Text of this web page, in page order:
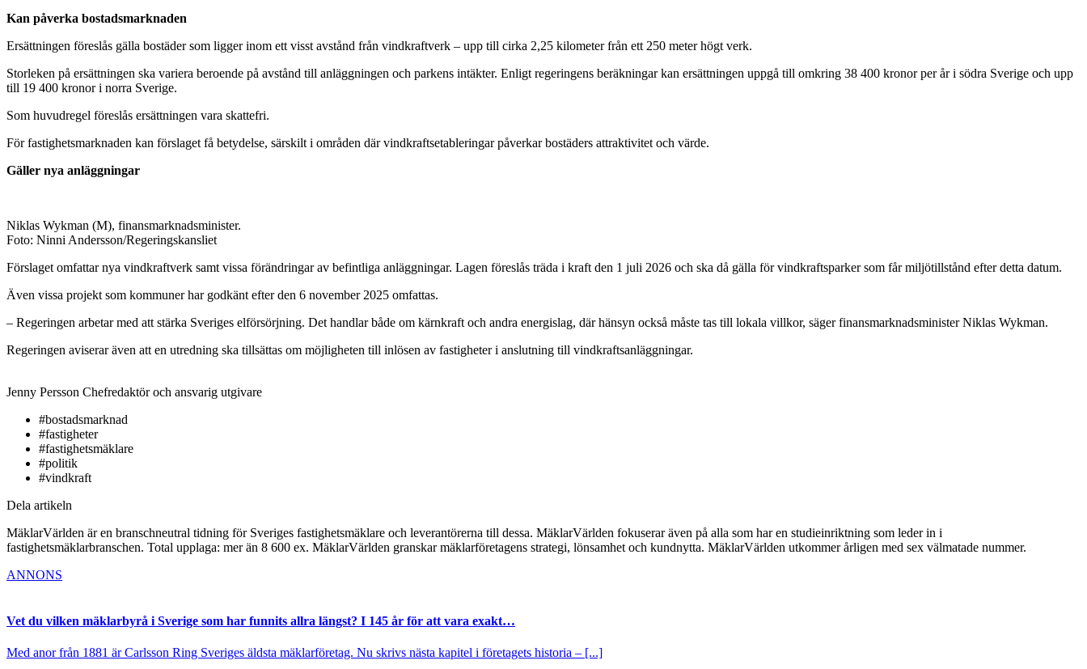
Kan påverka bostadsmarknaden
Ersättningen föreslås gälla bostäder som ligger inom ett visst avstånd från vindkraftverk – upp till cirka 2,25 kilometer från ett 250 meter högt verk.
Storleken på ersättningen ska variera beroende på avstånd till anläggningen och parkens intäkter. Enligt regeringens beräkningar kan ersättningen uppgå till omkring 38 400 kronor per år i södra Sverige och upp
till 19 400 kronor i norra Sverige.
Som huvudregel föreslås ersättningen vara skattefri.
För fastighetsmarknaden kan förslaget få betydelse, särskilt i områden där vindkraftsetableringar påverkar bostäders attraktivitet och värde.
Gäller nya anläggningar
Niklas Wykman (M), finansmarknadsminister.
Foto: Ninni Andersson/Regeringskansliet
Förslaget omfattar nya vindkraftverk samt vissa förändringar av befintliga anläggningar. Lagen föreslås träda i kraft den 1 juli 2026 och ska då gälla för vindkraftsparker som får miljötillstånd efter detta datum.
Även vissa projekt som kommuner har godkänt efter den 6 november 2025 omfattas.
– Regeringen arbetar med att stärka Sveriges elförsörjning. Det handlar både om kärnkraft och andra energislag, där hänsyn också måste tas till lokala villkor, säger finansmarknadsminister Niklas Wykman.
Regeringen aviserar även att en utredning ska tillsättas om möjligheten till inlösen av fastigheter i anslutning till vindkraftsanläggningar.
Jenny Persson Chefredaktör och ansvarig utgivare
#bostadsmarknad
#fastigheter
#fastighetsmäklare
#politik
#vindkraft
Dela artikeln
MäklarVärlden är en branschneutral tidning för Sveriges fastighetsmäklare och leverantörerna till dessa. MäklarVärlden fokuserar även på alla som har en studieinriktning som leder in i
fastighetsmäklarbranschen. Total upplaga: mer än 8 600 ex. MäklarVärlden granskar mäklarföretagens strategi, lönsamhet och kundnytta. MäklarVärlden utkommer årligen med sex välmatade nummer.
ANNONS
Vet du vilken mäklarbyrå i Sverige som har funnits allra längst? I 145 år för att vara exakt…
Med anor från 1881 är Carlsson Ring Sveriges äldsta mäklarföretag. Nu skrivs nästa kapitel i företagets historia – [...]